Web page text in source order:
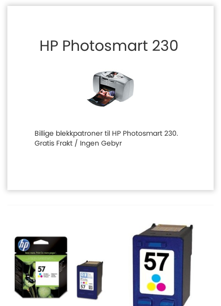
HP Photosmart 230
Billige blekkpatroner til HP Photosmart 230.
Gratis Frakt / Ingen Gebyr